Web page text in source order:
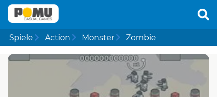
Spiele Action Monster Zombie